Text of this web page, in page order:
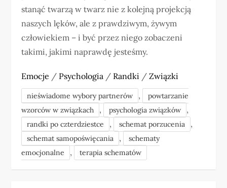
stanąć twarzą w twarz nie z kolejną projekcją
naszych lęków, ale z prawdziwym, żywym
człowiekiem – i być przez niego zobaczeni
takimi, jakimi naprawdę jesteśmy.
Emocje / Psychologia / Randki /Związki
nieświadome wybory partnerów ,
powtarzanie
wzorców w związkach
, psychologia związków ,
randki po czterdziestce , schemat porzucenia ,
schemat samopoświęcania ,
schematy
emocjonalne
, terapia schematów